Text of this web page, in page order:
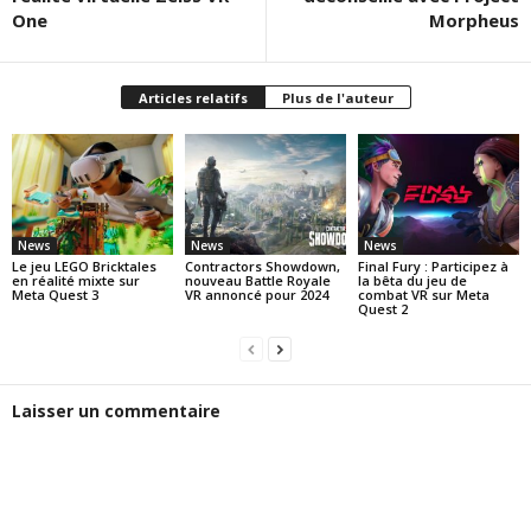
One
Morpheus
Articles relatifs Plus de l'auteur
News
Le jeu LEGO Bricktales
en réalité mixte sur
Meta Quest 3
News
Contractors Showdown,
nouveau Battle Royale
VR annoncé pour 2024
News
Final Fury : Participez à
la bêta du jeu de
combat VR sur Meta
Quest 2
Laisser un commentaire